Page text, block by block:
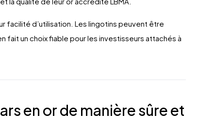
facilité d’utilisation. Les lingotins peuvent être
fait un choix fiable pour les investisseurs attachés à
en or de manière sûre et